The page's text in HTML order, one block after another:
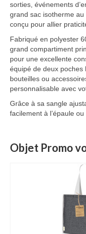
sorties, événements
grand sac isotherme
conçu pour allier
Fabriqué en polyester
grand compartiment
pour une excellente
équipé de deux poches
bouteilles ou
personnalisable avec
Grâce à sa sangle
facilement à l’épaule
Objet Promo